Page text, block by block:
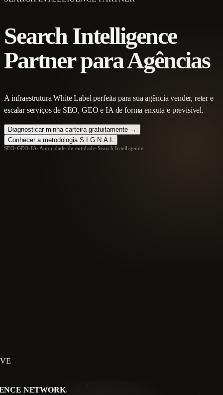
Search Intelligence
Partner para Agências
A infraestrutura White Label perfeita para sua agência vender, reter e
escalar serviços de SEO, GEO e IA de forma enxuta e previsível.
Diagnosticar minha carteira gratuitamente →
Conhecer a metodologia S.I.G.N.A.L
SEO·GEO·IA· Autoridade de entidade·Search Intelligence
NETWORK